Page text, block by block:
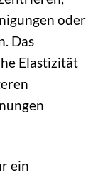
oder
Das
Elastizität
ein